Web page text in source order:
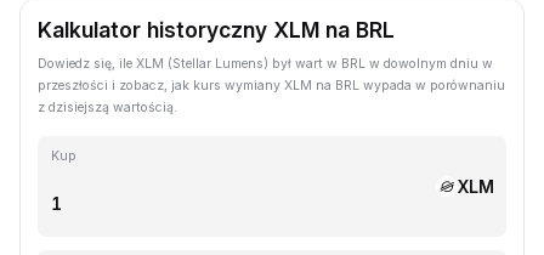
Kalkulator historyczny XLM na BRL
Dowiedz się, ile XLM (Stellar Lumens) był wart w BRL w dowolnym dniu w
przeszłości i zobacz, jak kurs wymiany XLM na BRL wypada w porównaniu
z dzisiejszą wartością.
Kup
XLM